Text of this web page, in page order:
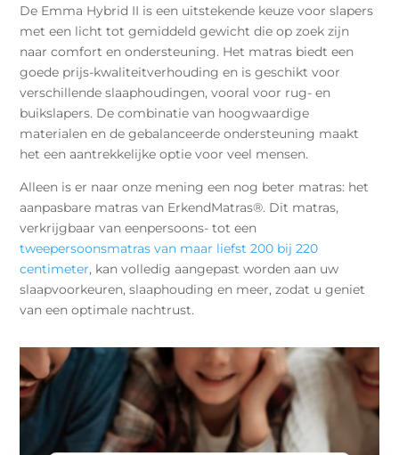
De Emma Hybrid II is een uitstekende keuze voor slapers
met een licht tot gemiddeld gewicht die op zoek zijn
naar comfort en ondersteuning. Het matras biedt een
goede prijs-kwaliteitverhouding en is geschikt voor
verschillende slaaphoudingen, vooral voor rug- en
buikslapers. De combinatie van hoogwaardige
materialen en de gebalanceerde ondersteuning maakt
het een aantrekkelijke optie voor veel mensen.
Alleen is er naar onze mening een nog beter matras: het
aanpasbare matras van ErkendMatras®. Dit matras,
verkrijgbaar van eenpersoons- tot een
tweepersoonsmatras van maar liefst 200 bij 220
centimeter, kan volledig aangepast worden aan uw
slaapvoorkeuren, slaaphouding en meer, zodat u geniet
van een optimale nachtrust.